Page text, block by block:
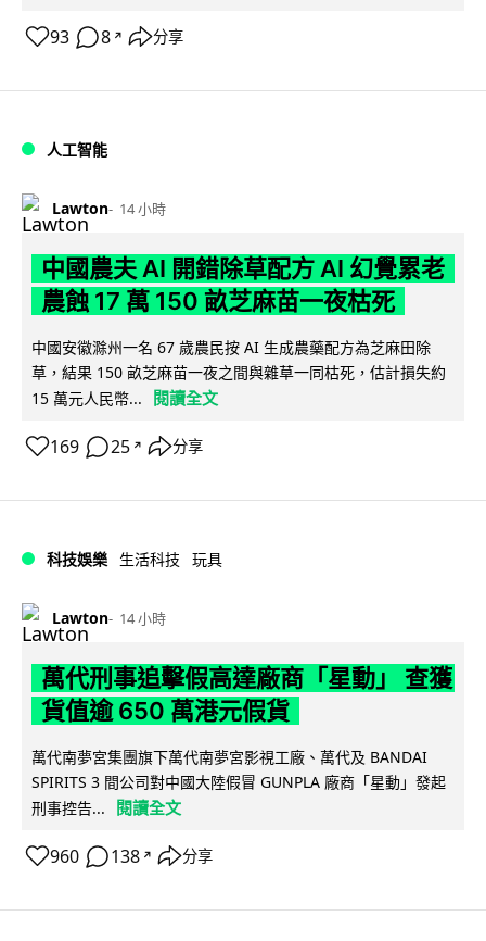
93 8 ↗ 分享
人工智能
Lawton 14 小時
中國農夫 AI 開錯除草配方 AI 幻覺累老
農蝕 17 萬 150 畝芝麻苗一夜枯死
中國安徽滁州一名 67 歲農民按 AI 生成農藥配方為芝麻田除
草，結果 150 畝芝麻苗一夜之間與雜草一同枯死，估計損失約
15 萬元人民幣...
閱讀全文
169 25 ↗ 分享
科技娛樂 生活科技 玩具
Lawton 14 小時
萬代刑事追擊假高達廠商「星動」 查獲
貨值逾 650 萬港元假貨
萬代南夢宮集團旗下萬代南夢宮影視工廠、萬代及 BANDAI
SPIRITS 3 間公司對中國大陸假冒 GUNPLA 廠商「星動」發起
刑事控告...
閱讀全文
960 138 ↗ 分享